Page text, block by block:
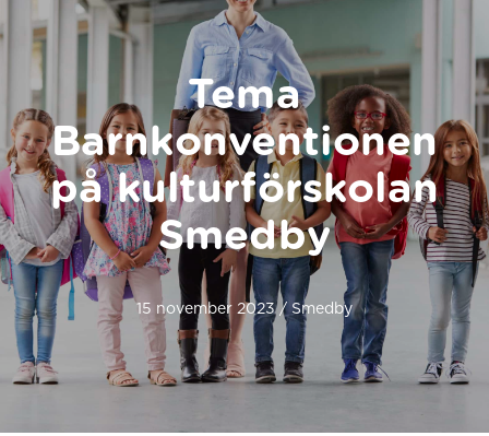
Tema
Barnkonventionen
på kulturförskolan
Smedby
15 november 2023 / Smedby